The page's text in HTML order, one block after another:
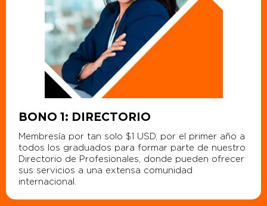
BONO 1: DIRECTORIO
Membresía por tan solo $1 USD, por el primer año a
todos los graduados para formar parte de nuestro
Directorio de Profesionales, donde pueden ofrecer
sus servicios a una extensa comunidad
internacional.